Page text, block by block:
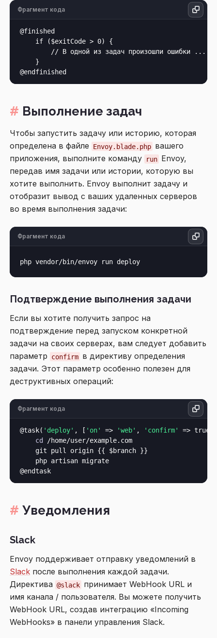
Фрагмент кода
@finished
    if ($exitCode > 0) {
        // В одной из задач произошли ошибки ...
    }
Выполнение задач
Чтобы запустить задачу или историю, которая
определена в файле
Envoy.blade.php вашего
приложения, выполните команду
run Envoy,
передав имя задачи или истории, которую вы
хотите выполнить. Envoy выполнит задачу и
отобразит вывод с ваших удаленных серверов
во время выполнения задачи:
Фрагмент кода
Подтверждение выполнения задачи
Если вы хотите получить запрос на
подтверждение перед запуском конкретной
задачи на своих серверах, вам следует добавить
параметр
confirm в директиву определения
задачи. Этот параметр особенно полезен для
деструктивных операций:
Фрагмент кода
@task( 'deploy' , [ 'on' => 'web' , 'confirm'
=> true])
cd
/home/user/example.com
    git pull origin {{ $branch }}
    php artisan migrate
Уведомления
Slack
Envoy поддерживает отправку уведомлений в
Slack после выполнения каждой задачи.
Директива @slack принимает WebHook URL и
имя канала / пользователя. Вы можете получить
WebHook URL, создав интеграцию «Incoming
WebHooks» в панели управления Slack.